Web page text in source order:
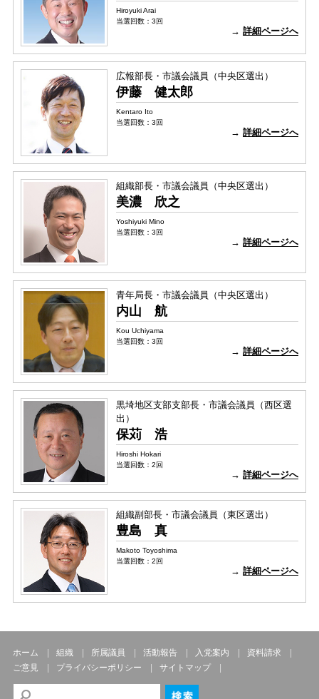
Hiroyuki Arai
当選回数：3回
→詳細ページへ
広報部長・市議会議員（中央区選出）
伊藤 健太郎
Kentaro Ito
当選回数：3回
→詳細ページへ
組織部長・市議会議員（中央区選出）
美濃 欣之
Yoshiyuki Mino
当選回数：3回
→詳細ページへ
青年局長・市議会議員（中央区選出）
内山 航
Kou Uchiyama
当選回数：3回
→詳細ページへ
黒埼地区支部支部長・市議会議員（西区選
出）
保苅 浩
Hiroshi Hokari
当選回数：2回
→詳細ページへ
組織副部長・市議会議員（東区選出）
豊島 真
Makoto Toyoshima
当選回数：2回
→詳細ページへ
ホーム 組織 所属議員 活動報告 入党案内
資料請求
ご意見
プライバシーポリシー サイトマップ